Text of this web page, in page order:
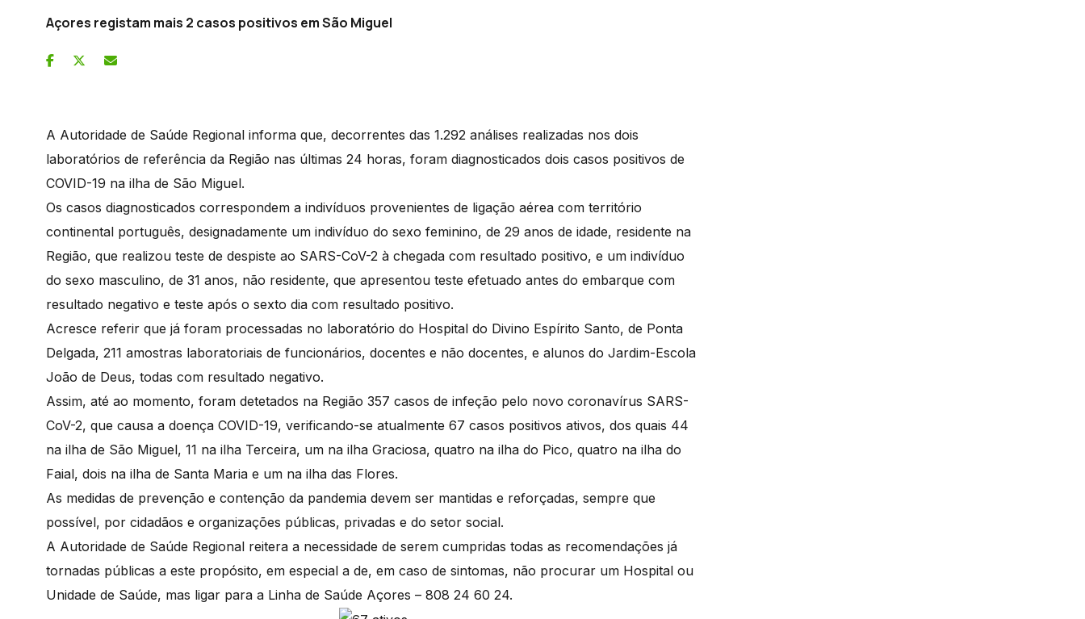
Açores registam mais 2 casos positivos em São Miguel
A Autoridade de Saúde Regional informa que, decorrentes das 1.292 análises realizadas nos dois
laboratórios de referência da Região nas últimas 24 horas, foram diagnosticados dois casos positivos de
COVID-19 na ilha de São Miguel.
Os casos diagnosticados correspondem a indivíduos provenientes de ligação aérea com território
continental português, designadamente um indivíduo do sexo feminino, de 29 anos de idade, residente na
Região, que realizou teste de despiste ao SARS-CoV-2 à chegada com resultado positivo, e um indivíduo
do sexo masculino, de 31 anos, não residente, que apresentou teste efetuado antes do embarque com
resultado negativo e teste após o sexto dia com resultado positivo.
Acresce referir que já foram processadas no laboratório do Hospital do Divino Espírito Santo, de Ponta
Delgada, 211 amostras laboratoriais de funcionários, docentes e não docentes, e alunos do Jardim-Escola
João de Deus, todas com resultado negativo.
Assim, até ao momento, foram detetados na Região 357 casos de infeção pelo novo coronavírus SARS-
CoV-2, que causa a doença COVID-19, verificando-se atualmente 67 casos positivos ativos, dos quais 44
na ilha de São Miguel, 11 na ilha Terceira, um na ilha Graciosa, quatro na ilha do Pico, quatro na ilha do
Faial, dois na ilha de Santa Maria e um na ilha das Flores.
As medidas de prevenção e contenção da pandemia devem ser mantidas e reforçadas, sempre que
possível, por cidadãos e organizações públicas, privadas e do setor social.
A Autoridade de Saúde Regional reitera a necessidade de serem cumpridas todas as recomendações já
tornadas públicas a este propósito, em especial a de, em caso de sintomas, não procurar um Hospital ou
Unidade de Saúde, mas ligar para a Linha de Saúde Açores – 808 24 60 24.